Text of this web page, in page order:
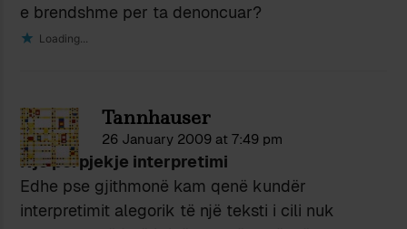
e brendshme per ta denoncuar?
Loading...
Tannhauser
26 January 2009 at 7:49 pm
Një përpjekje interpretimi
Edhe pse gjithmonë kam qenë kundër
interpretimit alegorik të një teksti i cili nuk